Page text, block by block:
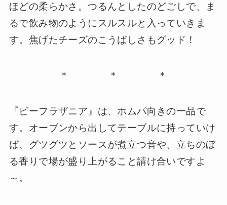
ほどの柔らかさ。つるんとしたのどごしで、ま
るで飲み物のようにスルスルと入っていきま
す。焦げたチーズのこうばしさもグッド！
＊ ＊ ＊
『ビーフラザニア』は、ホムパ向きの一品で
す。オーブンから出してテーブルに持っていけ
ば、グツグツとソースが煮立つ音や、立ちのぼ
る香りで場が盛り上がること請け合いですよ
～。